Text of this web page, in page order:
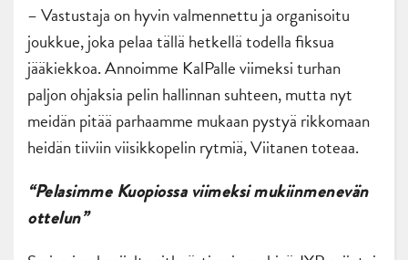
– Vastustaja on hyvin valmennettu ja organisoitu
joukkue, joka pelaa tällä hetkellä todella fiksua
jääkiekkoa. Annoimme KalPalle viimeksi turhan
paljon ohjaksia pelin hallinnan suhteen, mutta nyt
meidän pitää parhaamme mukaan pystyä rikkomaan
heidän tiiviin viisikkopelin rytmiä, Viitanen toteaa.
“Pelasimme Kuopiossa viimeksi mukiinmenevän
ottelun”